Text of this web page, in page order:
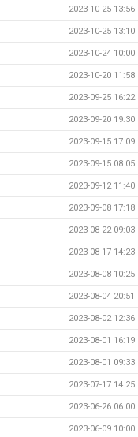
2023-10-25 13:56
2023-10-25 13:10
2023-10-24 10:00
2023-10-20 11:58
2023-09-25 16:22
2023-09-20 19:30
2023-09-15 17:09
2023-09-15 08:05
2023-09-12 11:40
2023-09-08 17:18
2023-08-22 09:03
2023-08-17 14:23
2023-08-08 10:25
2023-08-04 20:51
2023-08-02 12:36
2023-08-01 16:19
2023-08-01 09:33
2023-07-17 14:25
2023-06-26 06:00
2023-06-09 10:00